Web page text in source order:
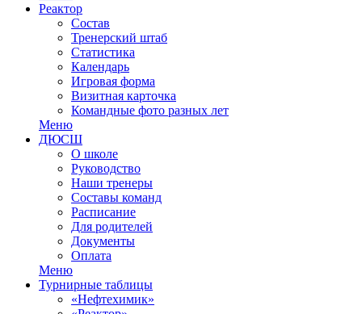
Реактор
Состав
Тренерский штаб
Статистика
Календарь
Игровая форма
Визитная карточка
Командные фото разных лет
Меню
ДЮСШ
О школе
Руководство
Наши тренеры
Составы команд
Расписание
Для родителей
Документы
Оплата
Меню
Турнирные таблицы
«Нефтехимик»